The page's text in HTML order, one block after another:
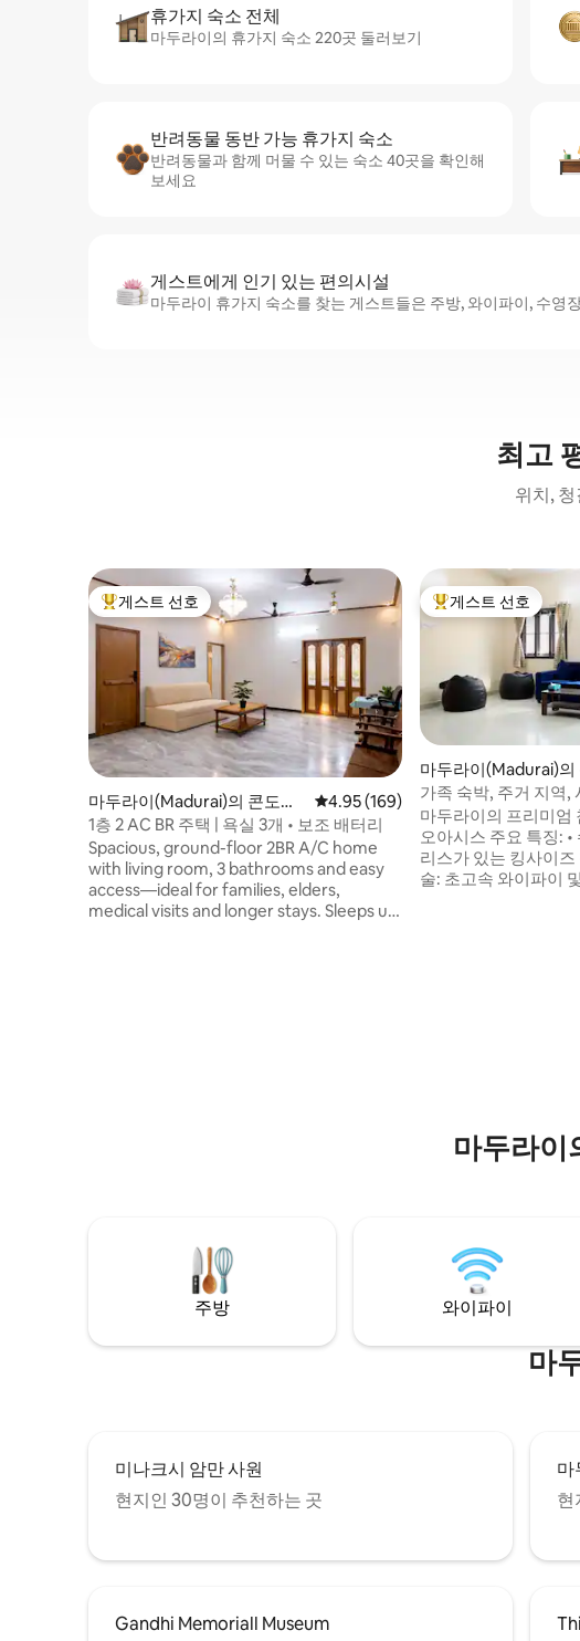
휴가지 숙소 전체
마두라이의 휴가지 숙소 220곳 둘러보기
반려동물 동반 가능 휴가지 숙소
반려동물과 함께 머물 수 있는 숙소 40곳을 확인해
보세요
게스트에게 인기 있는 편의시설
마두라이 휴가지 숙소를 찾는 게스트들은 주방, 와이파이, 수영
최고
위치,
상위 게스트 선호
게스트 선호
마두라이(Madurai)의 콘도미
니엄
평점 4.95점(5점 만점), 후기 169개
4.95 (169)
1층 2 AC BR 주택 | 욕실 3개 • 보조 배터리
Spacious, ground-floor 2BR A/C home
with living room, 3 bathrooms and easy
access—ideal for families, elders,
medical visits and longer stays. Sleeps up
상위 게스트 선호
게스트 선호
마두라이(Madurai)의
엄
가족 숙박, 주거 지역,
마두라이의 프리미엄
오아시스 주요 특징: • 수면: 정형외과 매트
리스가 있는 킹사이즈
술: 초고속 와이파이 및
마두라이
주방 와이파이
마
미나크시 암만 사원
현지인 30명이 추천하는 곳
마
현
Gandhi Memoriall Museum